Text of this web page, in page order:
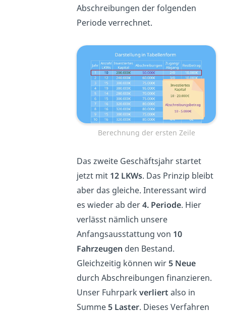
Abschreibungen der folgenden
Periode verrechnet.
Berechnung der ersten Zeile
Das zweite Geschäftsjahr startet
jetzt mit 12 LKWs. Das Prinzip bleibt
aber das gleiche. Interessant wird
es wieder ab der4. Periode. Hier
verlässt nämlich unsere
Anfangsausstattung von 10
Fahrzeugen den Bestand.
Gleichzeitig können wir5 Neue
durch Abschreibungen finanzieren.
Unser Fuhrparkverliert also in
Summe5 Laster. Dieses Verfahren